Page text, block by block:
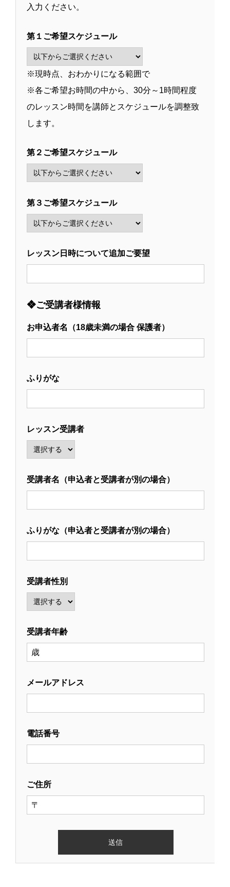
入力ください。
第１ご希望スケジュール
※現時点、おわかりになる範囲で
※各ご希望お時間の中から、30分～1時間程度
のレッスン時間を講師とスケジュールを調整致
します。
第２ご希望スケジュール
第３ご希望スケジュール
レッスン日時について追加ご要望
❖ご受講者様情報
お申込者名（18歳未満の場合 保護者）
ふりがな
レッスン受講者
受講者名（申込者と受講者が別の場合）
ふりがな（申込者と受講者が別の場合）
受講者性別
受講者年齢
メールアドレス
電話番号
ご住所
このフィールドは空のままにしてください。